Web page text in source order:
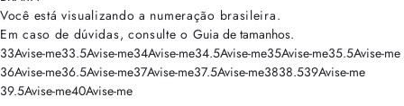
Você está visualizando a numeração brasileira.
Em caso de dúvidas, consulte o Guia de tamanhos.
33Avise-me33.5Avise-me34Avise-me34.5Avise-me35Avise-me35.5Avise-me
36Avise-me36.5Avise-me37Avise-me37.5Avise-me3838.539Avise-me
39.5Avise-me40Avise-me